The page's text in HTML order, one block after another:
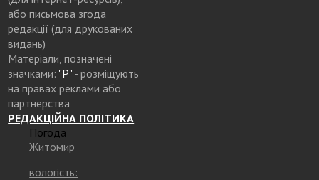
або письмова згода
редакції (для друкованих
видань)
Матеріали, позначені
значками: "Р"- розміщують
на правах реклами або
партнерства
РЕДАКЦІЙНА ПОЛІТИКА
Погода
Житомир
вологість: